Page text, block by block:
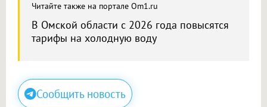
Читайте также на портале Om1.ru
В Омской области с 2026 года повысятся
тарифы на холодную воду
Сообщить новость